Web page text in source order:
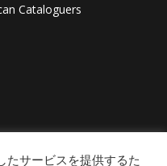
Cataloguers
たサービスを提供するた